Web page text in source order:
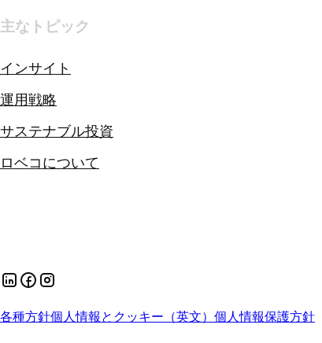
主なトピック
インサイト
運用戦略
サステナブル投資
ロベコについて
各種方針個人情報とクッキー（英文） 個人情報保護方針